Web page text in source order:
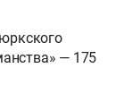
— 175